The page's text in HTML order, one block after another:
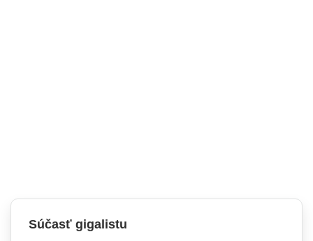
Súčasť gigalistu